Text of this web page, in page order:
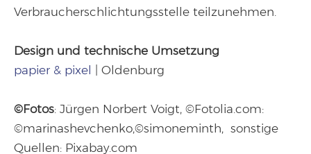
Verbraucherschlichtungsstelle teilzunehmen.
Design und technische Umsetzung
papier & pixel
| Oldenburg
©Fotos: Jürgen Norbert Voigt, ©Fotolia.com:
©marinashevchenko,©simoneminth, sonstige
Quellen: Pixabay.com